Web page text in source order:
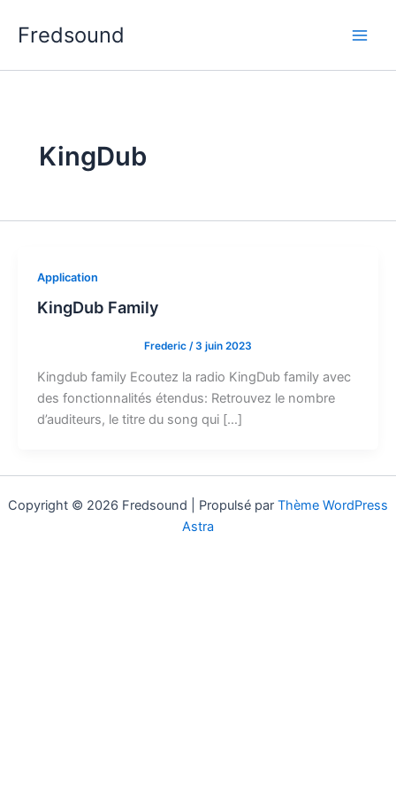
Fredsound
KingDub
Application
KingDub Family
Frederic /3 juin 2023
Kingdub family Ecoutez la radio KingDub family avec
des fonctionnalités étendus: Retrouvez le nombre
d’auditeurs, le titre du song qui […]
Copyright © 2026 Fredsound | Propulsé par Thème WordPress
Astra